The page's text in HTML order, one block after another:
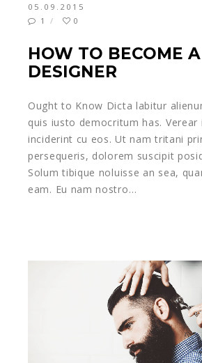
05.09.2015
1
0
HOW TO BECOME A
DESIGNER
Ought to Know Dicta labitur
quis iusto democritum has. Verear
inciderint cu eos. Ut nam tritani
persequeris, dolorem suscipit
Solum tibique noluisse an sea,
eam. Eu nam nostro…